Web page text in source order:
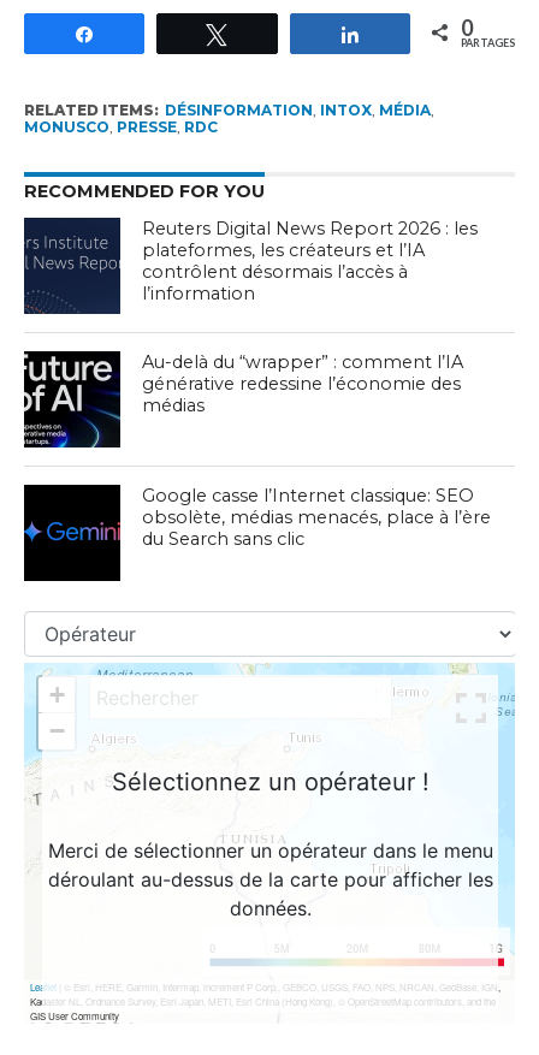
Partagez 0
PARTAGES
RELATED ITEMS: DÉSINFORMATION INTOX, MÉDIA,
MONUSCO PRESSE, RDC
RECOMMENDED FOR YOU
Reuters Digital News Report 2026 : les
plateformes, les créateurs et l’IA
contrôlent désormais l’accès à
l’information
Au-delà du “wrapper” : comment l’IA
générative redessine l’économie des
médias
Google casse l’Internet classique: SEO
obsolète, médias menacés, place à l’ère
du Search sans clic